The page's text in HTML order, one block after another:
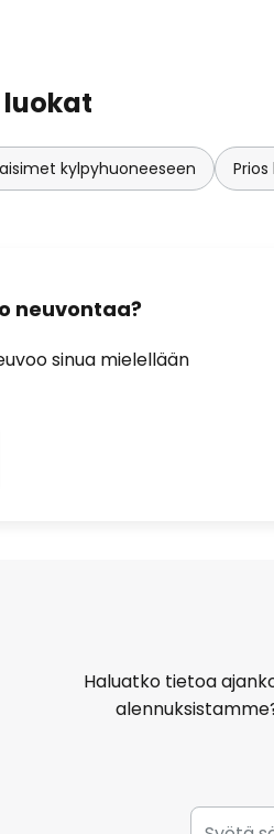
kylpyhuoneeseen
neuvontaa?
sinua mielellään
Haluatko tietoa